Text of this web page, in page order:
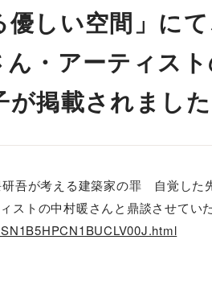
しい空間」にて
・アーティス
掲載されました
吾が考える建築家の罪 自覚した
ストの中村暖さんと鼎談させてい